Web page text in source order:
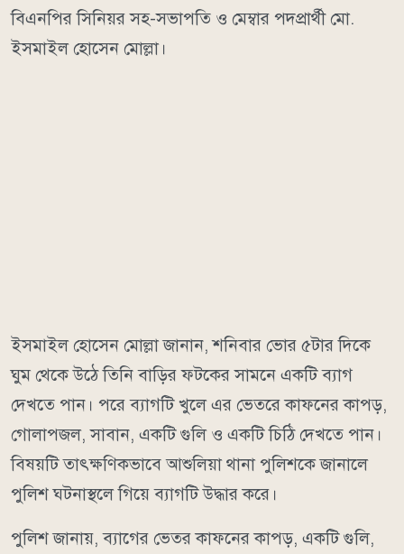
বিএনপির সিনিয়র সহ-সভাপতি ও মেম্বার পদপ্রার্থী মো.
ইসমাইল হোসেন মোল্লা।
ইসমাইল হোসেন মোল্লা জানান, শনিবার ভোর ৫টার দিকে
ঘুম থেকে উঠে তিনি বাড়ির ফটকের সামনে একটি ব্যাগ
দেখতে পান। পরে ব্যাগটি খুলে এর ভেতরে কাফনের কাপড়,
গোলাপজল, সাবান, একটি গুলি ও একটি চিঠি দেখতে পান।
বিষয়টি তাৎক্ষণিকভাবে আশুলিয়া থানা পুলিশকে জানালে
পুলিশ ঘটনাস্থলে গিয়ে ব্যাগটি উদ্ধার করে।
পুলিশ জানায়, ব্যাগের ভেতর কাফনের কাপড়, একটি গুলি,